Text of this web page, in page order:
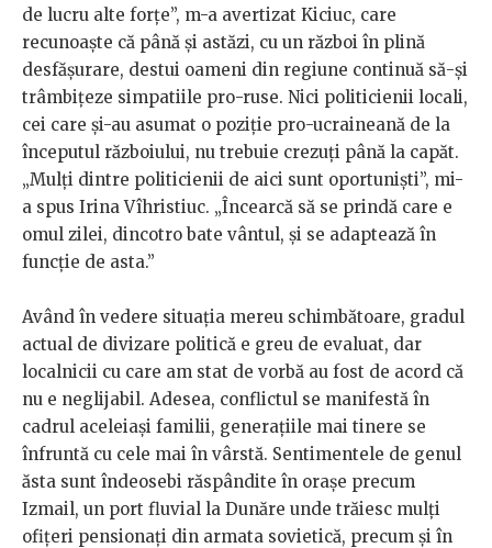
de lucru alte forțe”, m-a avertizat Kiciuc, care
recunoaște că până și astăzi, cu un război în plină
desfășurare, destui oameni din regiune continuă să-și
trâmbițeze simpatiile pro-ruse. Nici politicienii locali,
cei care și-au asumat o poziție pro-ucraineană de la
începutul războiului, nu trebuie crezuți până la capăt.
„Mulți dintre politicienii de aici sunt oportuniști”, mi-
a spus Irina Vîhristiuc. „Încearcă să se prindă care e
omul zilei, dincotro bate vântul, și se adaptează în
funcție de asta.”
Având în vedere situația mereu schimbătoare, gradul
actual de divizare politică e greu de evaluat, dar
localnicii cu care am stat de vorbă au fost de acord că
nu e neglijabil. Adesea, conflictul se manifestă în
cadrul aceleiași familii, generațiile mai tinere se
înfruntă cu cele mai în vârstă. Sentimentele de genul
ăsta sunt îndeosebi răspândite în orașe precum
Izmail, un port fluvial la Dunăre unde trăiesc mulți
ofițeri pensionați din armata sovietică, precum și în